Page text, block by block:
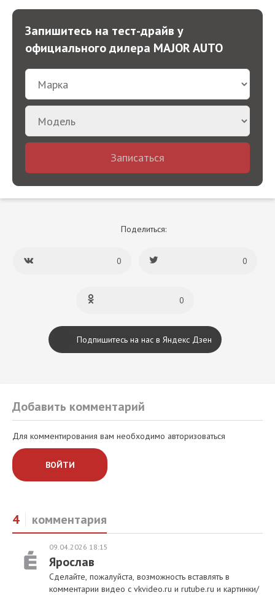
Запишитесь на тест-драйв у
официального дилера MAJOR AUTO
Записаться
Поделиться:
0 0
0
Подпишитесь на нас в Яндекс Дзен
Добавить комментарий
Для комментирования вам необходимо авторизоваться
ВОЙТИ
4 комментария
09.04.2026 18:15
Ярослав
Сделайте, пожалуйста, возможность вставлять в
комментарии видео с vkvideo.ru и rutube.ru и картинки/